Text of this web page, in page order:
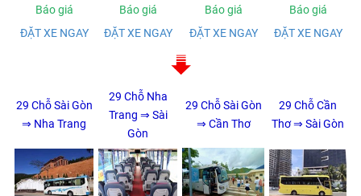
Báo giá
Báo giá Báo giá
Báo giá
ĐẶT XE NGAY
ĐẶT XE NGAY ĐẶT XE NGAY ĐẶT XE NGAY
29 Chỗ Sài Gòn
⇒ Nha Trang
29 Chỗ Nha
Trang ⇒ Sài
Gòn
29 Chỗ Sài Gòn
⇒ Cần Thơ
29 Chỗ Cần
Thơ ⇒ Sài Gòn